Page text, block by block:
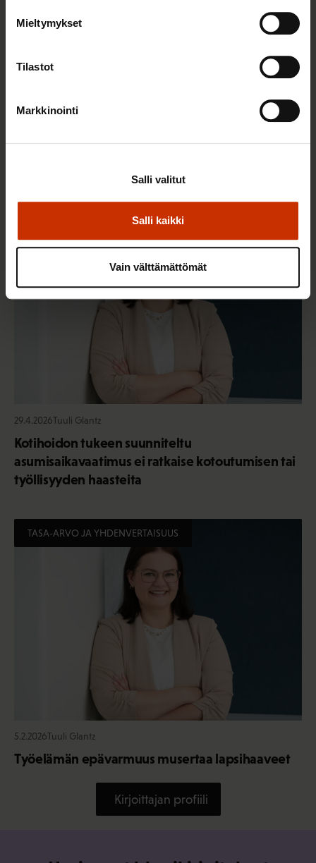
Mieltymykset
Tilastot
Markkinointi
Salli kaikki
Salli valitut
Vain välttämättömät
Lapsiperheköyhyys uhkaa yhä useampia – lapsi
29.4.2026Tuuli Glantz
Kotihoidon tukeen suunniteltu
asumisaikavaatimus ei ratkaise kotoutumisen tai
työllisyyden haasteita
TASA-ARVO JA YHDENVERTAISUUS
5.2.2026Tuuli Glantz
Työelämän epävarmuus musertaa lapsihaaveet
Kirjoittajan profiili